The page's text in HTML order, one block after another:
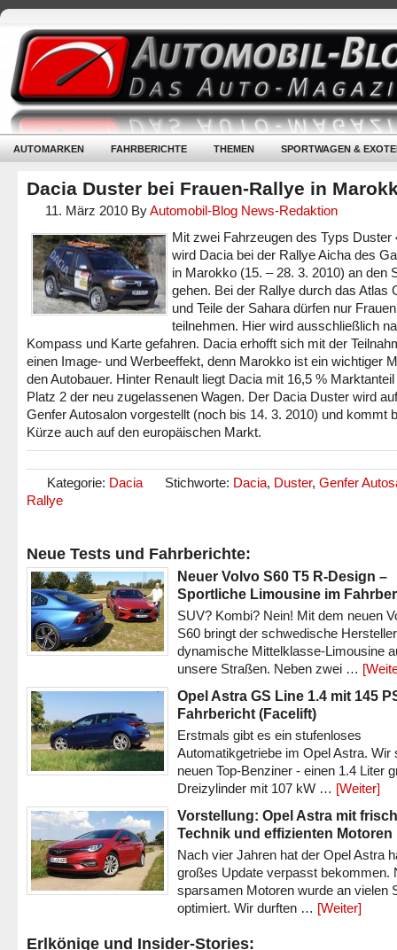
AUTOMARKEN FAHRBERICHTE THEMEN SPORTWAGEN &
Dacia Duster bei Frauen-Rallye in
11. März 2010 ByAutomobil-Blog News-Redaktion
Mit zwei Fahrzeugen des Typs Duster
wird Dacia bei der Rallye Aicha des
in Marokko (15. – 28. 3. 2010) an den
gehen. Bei der Rallye durch das Atlas
und Teile der Sahara dürfen nur Frauen
teilnehmen. Hier wird ausschließlich
Kompass und Karte gefahren. Dacia erhofft sich mit der
einen Image- und Werbeeffekt, denn Marokko ist ein wichtiger
den Autobauer. Hinter Renault liegt Dacia mit 16,5 % Marktanteil
Platz 2 der neu zugelassenen Wagen. Der Dacia Duster wird
Genfer Autosalon vorgestellt (noch bis 14. 3. 2010) und kommt
Kürze auch auf den europäischen Markt.
Kategorie: Dacia Stichworte: Dacia, Duster, Genfer
Rallye
Neue Tests und Fahrberichte:
Neuer Volvo S60 T5 R-Design –
Sportliche Limousine im
SUV? Kombi? Nein! Mit dem neuen
S60 bringt der schwedische
dynamische Mittelklasse-Limousine
unsere Straßen. Neben zwei …
Opel Astra GS Line 1.4 mit 145
Fahrbericht (Facelift)
Erstmals gibt es ein stufenloses
Automatikgetriebe im Opel Astra. Wir
neuen Top-Benziner - einen 1.4 Liter
Dreizylinder mit 107 kW … [Weiter]
Vorstellung: Opel Astra mit
Technik und effizienten Motoren
Nach vier Jahren hat der Opel Astra
großes Update verpasst bekommen.
sparsamen Motoren wurde an vielen
optimiert. Wir durften … [Weiter]
Erlkönige und Insider-Stories: